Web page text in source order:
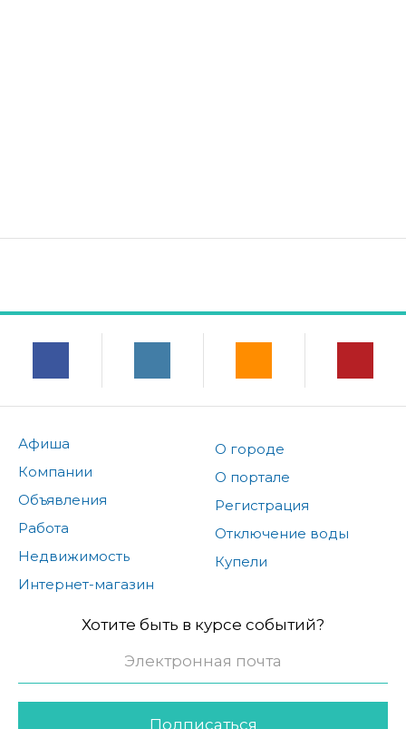
Афиша
Компании
Объявления
Работа
Недвижимость
Интернет-магазин
О городе
О портале
Регистрация
Отключение воды
Купели
Хотите быть в курсе событий?
Подписаться